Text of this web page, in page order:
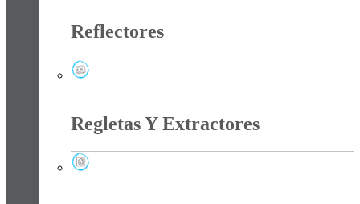
Reflectores
Regletas Y Extractores